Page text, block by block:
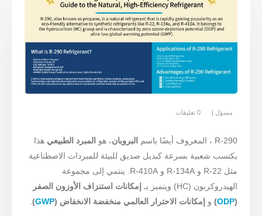
مسؤل 0 تعليقات
R-290 ، المعروف أيضًا باسم البروبان، هو المبرد الطبيعي هذا
يكتسب شعبية بسرعة كبديل صديق للبيئة للمبردات الاصطناعية
مثل R-22 و R-134A و R-410A. ينتمي إلى مجموعة
الهيدروكربون (HC) ويتميز بـ
إمكانات استنزاف الأوزون الصفر
(
ODP
) و إمكانات الاحترار العالمي منخفضة الانخفاض (GWP
)